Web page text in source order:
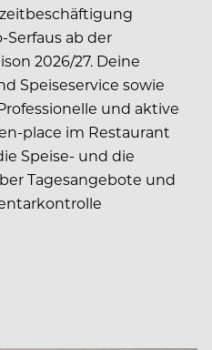
Serfaus ab der
2026/27. Deine
Speiseservice sowie
und aktive
place im Restaurant
Speise- und die
Tagesangebote und